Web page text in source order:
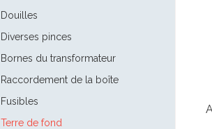
Douilles
Diverses pinces
Bornes du transformateur
Raccordement de la boîte
Fusibles
Terre de fond